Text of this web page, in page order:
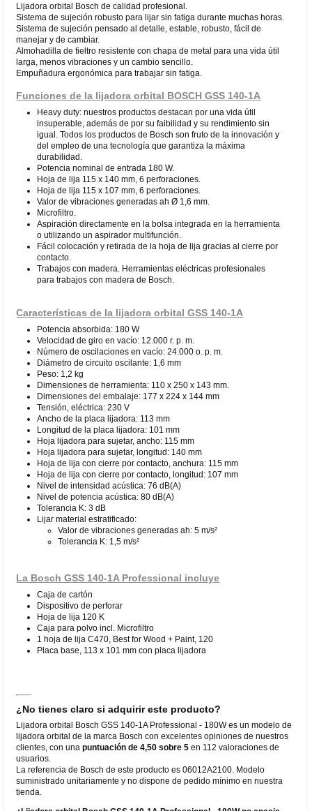
Lijadora orbital Bosch de calidad profesional.
Sistema de sujeción robusto para lijar sin fatiga durante muchas horas.
Sistema de sujeción pensado al detalle, estable, robusto, fácil de
manejar y de cambiar.
Almohadilla de fieltro resistente con chapa de metal para una vida útil
larga, menos vibraciones y un cambio sencillo.
Empuñadura ergonómica para trabajar sin fatiga.
Funciones de la lijadora orbital BOSCH GSS 140-1A
Heavy duty: nuestros productos destacan por una vida útil
insuperable, además de por su faibilidad y su rendimiento sin
igual. Todos los productos de Bosch son fruto de la innovación y
del empleo de una tecnología que garantiza la máxima
durabilidad.
Potencia nominal de entrada 180 W.
Hoja de lija 115 x 140 mm, 6 perforaciones.
Hoja de lija 115 x 107 mm, 6 perforaciones.
Valor de vibraciones generadas ah Ø 1,6 mm.
Microfiltro.
Aspiración directamente en la bolsa integrada en la herramienta
o utilizando un aspirador multifunción.
Fácil colocación y retirada de la hoja de lija gracias al cierre por
contacto.
Trabajos con madera. Herramientas eléctricas profesionales
para trabajos con madera de Bosch.
Características de la lijadora orbital GSS 140-1A
Potencia absorbida: 180 W
Velocidad de giro en vacío: 12.000 r. p. m.
Número de oscilaciones en vacío: 24.000 o. p. m.
Diámetro de circuito oscilante: 1,6 mm
Peso: 1,2 kg
Dimensiones de herramienta: 110 x 250 x 143 mm.
Dimensiones del embalaje: 177 x 224 x 144 mm
Tensión, eléctrica: 230 V
Ancho de la placa lijadora: 113 mm
Longitud de la placa lijadora: 101 mm
Hoja lijadora para sujetar, ancho: 115 mm
Hoja lijadora para sujetar, longitud: 140 mm
Hoja de lija con cierre por contacto, anchura: 115 mm
Hoja de lija con cierre por contacto, longitud: 107 mm
Nivel de intensidad acústica: 76 dB(A)
Nivel de potencia acústica: 80 dB(A)
Tolerancia K: 3 dB
Lijar material estratificado:
Valor de vibraciones generadas ah: 5 m/s²
Tolerancia K: 1,5 m/s²
La Bosch GSS 140-1A Professional incluye
Caja de cartón
Dispositivo de perforar
Hoja de lija 120 K
Caja para polvo incl. Microfiltro
1 hoja de lija C470, Best for Wood + Paint, 120
Placa base, 113 x 101 mm con placa lijadora
¿No tienes claro si adquirir este producto?
Lijadora orbital Bosch GSS 140-1A Professional - 180W es un modelo de
lijadora orbital de la marca Bosch con excelentes opiniones de nuestros
clientes, con unapuntuación de 4,50 sobre 5 en 112 valoraciones de
usuarios.
La referencia de Bosch de este producto es 06012A2100. Modelo
suministrado unitariamente y no dispone de pedido mínimo en nuestra
tienda.